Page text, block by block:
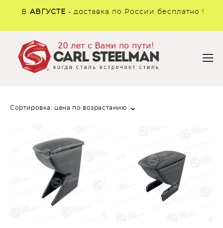
В АВГУСТЕ - доставка по России бесплатно !
Сортировка: цена по возрастанию